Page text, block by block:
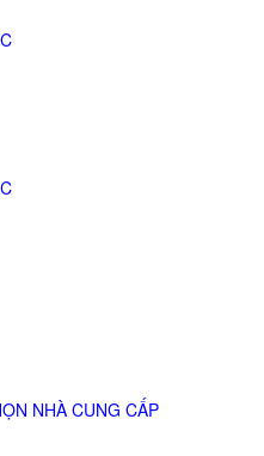
NHÀ CUNG CẤP